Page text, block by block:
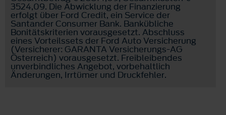
3524,09. Die Abwicklung der Finanzierung
erfolgt über Ford Credit, ein Service der
Santander Consumer Bank. Bankübliche
Bonitätskriterien vorausgesetzt. Abschluss
eines Vorteilssets der Ford Auto Versicherung
(Versicherer: GARANTA Versicherungs-AG
Österreich) vorausgesetzt. Freibleibendes
unverbindliches Angebot, vorbehaltlich
Änderungen, Irrtümer und Druckfehler.